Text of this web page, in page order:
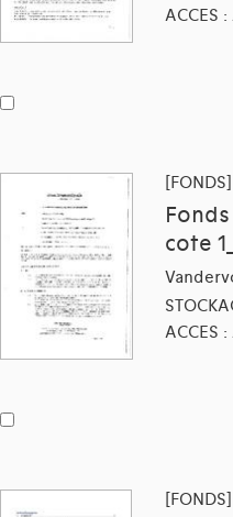
ACCES
[FONDS]
cote
ACCES
[FONDS]